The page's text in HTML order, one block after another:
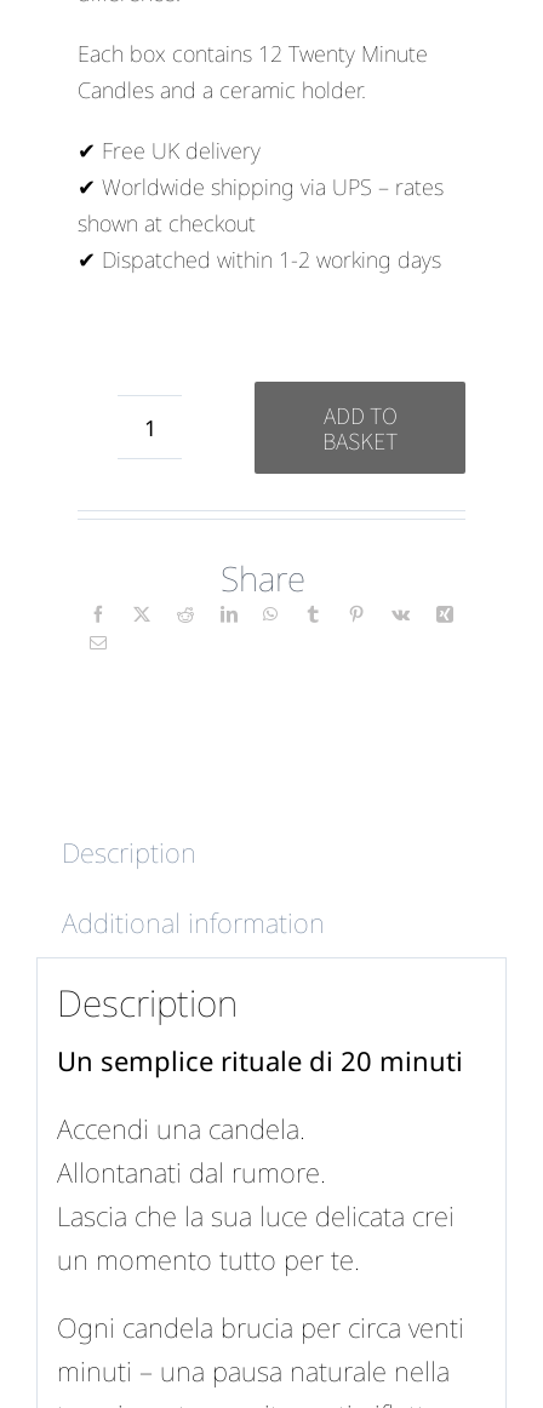
Each box contains 12 Twenty Minute
Candles and a ceramic holder.
✔ Free UK delivery
✔ Worldwide shipping via UPS – rates
shown at checkout
✔ Dispatched within 1-2 working days
Gratitudine
quantity
ADD TO
BASKET
Share
Description
Additional information
Description
Un semplice rituale di 20 minuti
Accendi una candela.
Allontanati dal rumore.
Lascia che la sua luce delicata crei
un momento tutto per te.
Ogni candela brucia per circa venti
minuti – una pausa naturale nella